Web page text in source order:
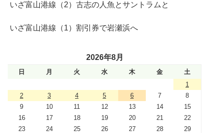
いざ富山港線（2）古志の人魚とサントラムと
いざ富山港線（1）割引券で岩瀬浜へ
2026年8月
日 月 火 水 木 金
土
1
2
3 4 5 6 7
8
9
10 11 12 13 14
15
16
17 18 19 20 21
22
23
24 25 26 27 28
29